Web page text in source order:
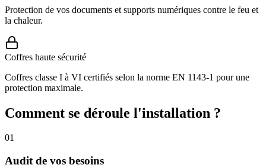
Protection de vos documents et supports numériques contre le feu et
la chaleur.
Coffres haute sécurité
Coffres classe I à VI certifiés selon la norme EN 1143-1 pour une
protection maximale.
Comment se déroule l'installation ?
01
Audit de vos besoins